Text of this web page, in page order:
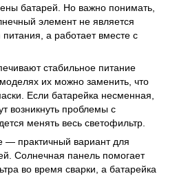
батарей. Но важно понимать,
элемент не является
а работает вместе с
стабильное питание
их можно заменить, что
Если батарейка несменная,
возникнуть проблемы с
менять весь светофильтр.
— практичный вариант для
Солнечная панель помогает
во время сварки, а батарейка